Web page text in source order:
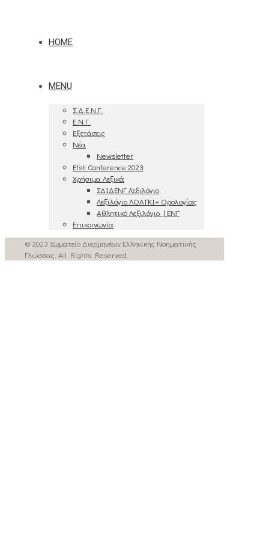
HOME
MENU
Σ.Δ.Ε.Ν.Γ.
Ε.Ν.Γ.
Εξετάσεις
Νέα
Newsletter
Efsli Conference 2023
Χρήσιμα Λεξικά
ΣΔΙΔΕΝΓ Λεξιλόγιο
Λεξιλόγιο ΛΟΑΤΚΙ+ Ορολογίας
Αθλητικό Λεξιλόγιο | ΕΝΓ
Επικοινωνία
© 2023 Σωματείο Διερμηνέων Ελληνικής Νοηματικής
Γλώσσας. All Rights Reserved.